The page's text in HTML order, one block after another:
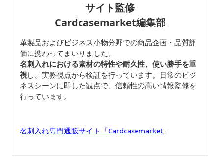
サイト監修
Cardcasemarket編集部
革製品およびビジネス小物分野での商品企画・品質評
価に携わってまいりました。
名刺入れにおける素材の特性や耐久性、使い勝手を重
視し、実務視点から検証を行っています。日常のビジ
ネスシーンに即した観点で、信頼性の高い情報監修を
行っています。
名刺入れ専門通販サイト「Cardcasemarket 」